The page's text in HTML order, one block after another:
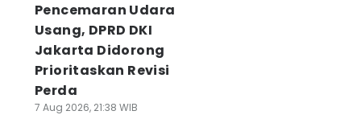
Pencemaran Udara
Usang, DPRD DKI
Jakarta Didorong
Prioritaskan Revisi
Perda
7 Aug 2026, 21:38 WIB